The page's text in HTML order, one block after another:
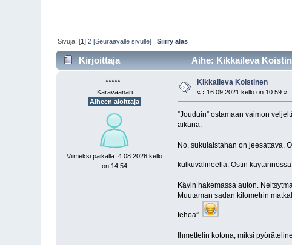
Sivuja: [1]2 [Seuraavalle sivulle] Siirry alas
Kirjoittaja Aihe: Kikkaileva
*****
Karavaanari
Aiheen aloittaja
Viimeksi paikalla: 4.08.2026 kello
on 14:54
Kikkaileva Koistinen
« : 16.09.2021 kello on 10:59 »
”Jouduin” ostamaan vaimon
aikana.
No, sukulaistahan on jeesattava.
kulkuvälineellä. Ostin
Kävin hakemassa auton.
Muutaman sadan kilometrin
tehoa”.
Ihmettelin kotona, miksi